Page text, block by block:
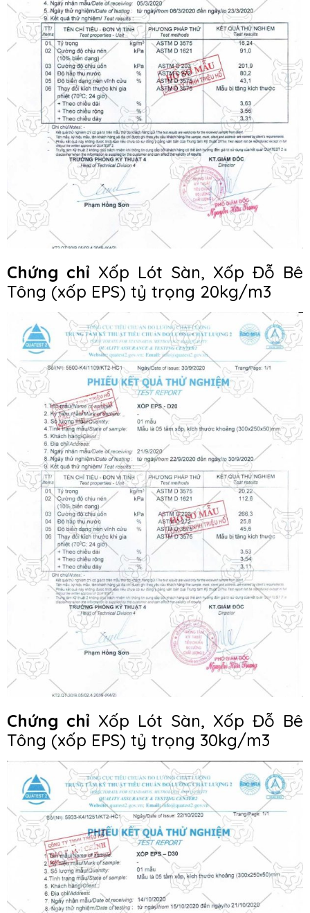
Chứng chỉ Xốp Lót Sàn, Xốp Đỗ Bê
Tông (xốp EPS) tỷ trọng 20kg/m3
Chứng chỉ Xốp Lót Sàn, Xốp Đỗ Bê
Tông (xốp EPS) tỷ trọng 30kg/m3